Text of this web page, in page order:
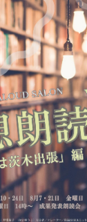
演劇
大衆芸能
伝統芸能
ワークショップ
ダンス
映画
その他